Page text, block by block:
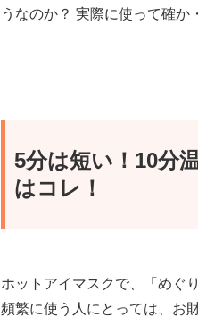
うなのか？ 実際に使って確か
5分は短い！10分
はコレ！
ホットアイマスクで、「めぐ
頻繁に使う人にとっては、お